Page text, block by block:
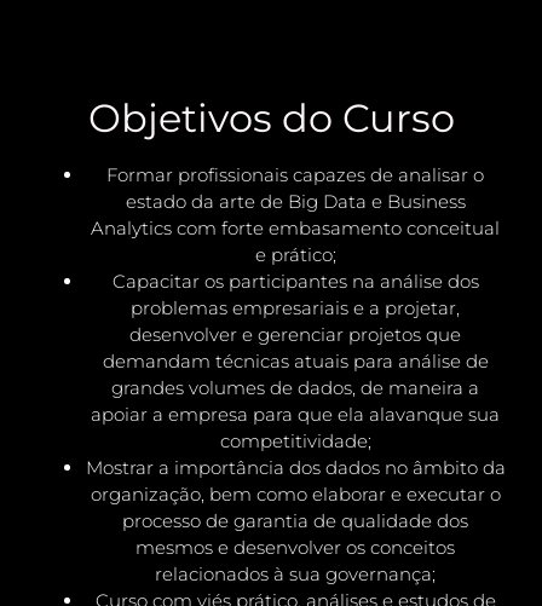
Objetivos do Curso
Formar profissionais capazes de analisar o
estado da arte de Big Data e Business
Analytics com forte embasamento conceitual
e prático;
Capacitar os participantes na análise dos
problemas empresariais e a projetar,
desenvolver e gerenciar projetos que
demandam técnicas atuais para análise de
grandes volumes de dados, de maneira a
apoiar a empresa para que ela alavanque sua
competitividade;
Mostrar a importância dos dados no âmbito da
organização, bem como elaborar e executar o
processo de garantia de qualidade dos
mesmos e desenvolver os conceitos
relacionados à sua governança;
Curso com viés prático, análises e estudos de